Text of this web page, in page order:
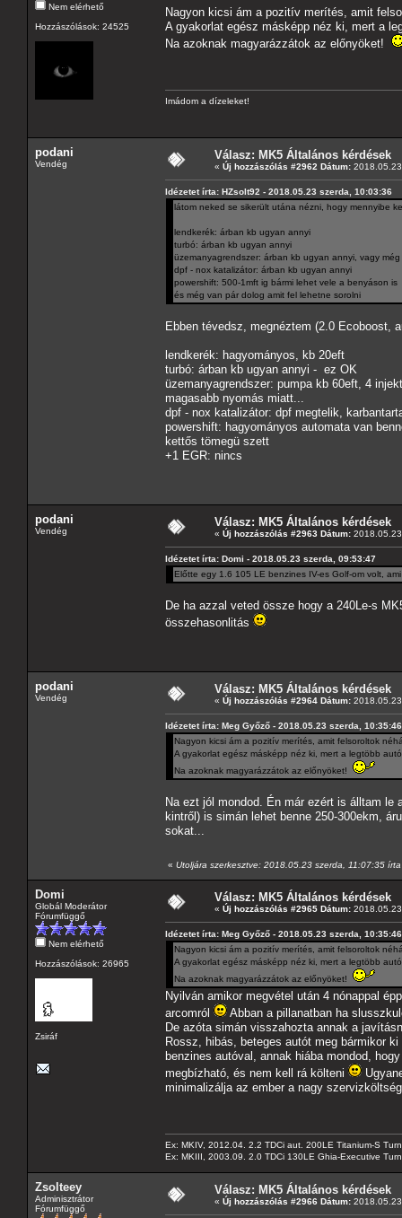
Nem elérhető
Hozzászólások: 24525
Nagyon kicsi ám a pozitív merítés, amit
A gyakorlat egész másképp néz ki, mert a
Na azoknak magyarázzátok az előnyöket!
Imádom a dízeleket!
podani
Vendég
Válasz: MK5 Általános kérdések
« Új hozzászólás #2962 Dátum:
Idézetet írta: HZsolt92 - 2018.05.23 szerda, 10:03:36
látom neked se sikerült utána nézni, hogy mennyibe
lendkerék: árban kb ugyan annyi
turbó: árban kb ugyan annyi
üzemanyagrendszer: árban kb ugyan annyi, vagy
dpf - nox katalizátor: árban kb ugyan annyi
powershift: 500-1mft ig bármi lehet vele a benyáson is
és még van pár dolog amit fel lehetne sorolni
Ebben tévedsz, megnéztem (2.0 Ecoboost,
lendkerék: hagyományos, kb 20eft
turbó: árban kb ugyan annyi - ez OK
üzemanyagrendszer: pumpa kb 60eft, 4
magasabb nyomás miatt...
dpf - nox katalizátor: dpf megtelik,
powershift: hagyományos automata van
kettős tömegü szett
+1 EGR: nincs
podani
Vendég
Válasz: MK5 Általános kérdések
« Új hozzászólás #2963 Dátum:
Idézetet írta: Domi - 2018.05.23 szerda, 09:53:47
Előtte egy 1.6 105 LE benzines IV-es Golf-om volt,
De ha azzal veted össze hogy a 240Le-s
összehasonlitás
podani
Vendég
Válasz: MK5 Általános kérdések
« Új hozzászólás #2964 Dátum:
Idézetet írta: Meg Győző - 2018.05.23 szerda, 10:35:46
Nagyon kicsi ám a pozitív merítés, amit felsoroltok
A gyakorlat egész másképp néz ki, mert a legtöbb
Na azoknak magyarázzátok az előnyöket!
Na ezt jól mondod. Én már ezért is álltam
kintről) is simán lehet benne 250-300ekm,
sokat...
« Utoljára szerkesztve: 2018.05.23 szerda, 11:07:35
Domi
Globál Moderátor
Fórumfüggő
Nem elérhető
Hozzászólások: 26965
Zsiráf
Válasz: MK5 Általános kérdések
« Új hozzászólás #2965 Dátum:
Idézetet írta: Meg Győző - 2018.05.23 szerda, 10:35:46
Nagyon kicsi ám a pozitív merítés, amit felsoroltok
A gyakorlat egész másképp néz ki, mert a legtöbb
Na azoknak magyarázzátok az előnyöket!
Nyilván amikor megvétel után 4 nónappal
arcomról
Abban a pillanatban ha
De azóta simán visszahozta annak a
Rossz, hibás, beteges autót meg bármikor
benzines autóval, annak hiába mondod,
megbízható, és nem kell rá költeni
minimalizálja az ember a nagy
Ex: MKIV, 2012.04. 2.2 TDCi aut. 200LE Titanium-S
Ex: MKIII, 2003.09. 2.0 TDCi 130LE Ghia-Executive
Zsolteey
Adminisztrátor
Fórumfüggő
Válasz: MK5 Általános kérdések
« Új hozzászólás #2966 Dátum: